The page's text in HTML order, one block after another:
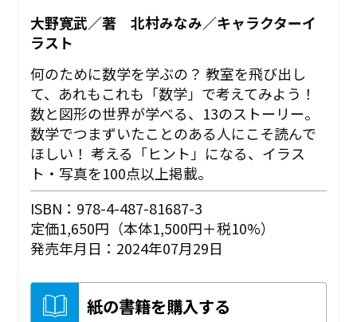
大野寛武／著 北村みなみ／キャラクターイ
ラスト
何のために数学を学ぶの？ 教室を飛び出し
て、あれもこれも「数学」で考えてみよう！
数と図形の世界が学べる、13のストーリー。
数学でつまずいたことのある人にこそ読んで
ほしい！ 考える「ヒント」になる、イラス
ト・写真を100点以上掲載。
ISBN：978-4-487-81687-3
定価1,650円（本体1,500円＋税10%）
発売年月日：2024年07月29日
紙の書籍を購入する